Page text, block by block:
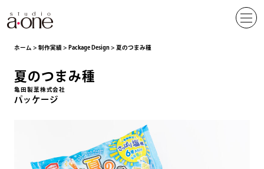
ホーム > 制作実績> Package Design> 夏のつまみ種
夏のつまみ種
亀田製菓株式会社
パッケージ